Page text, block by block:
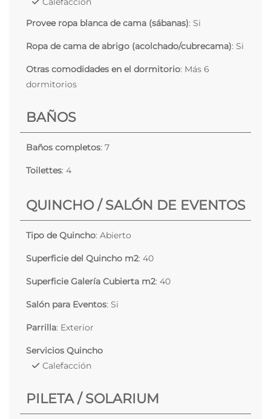
Provee ropa blanca de cama (sábanas): Si
Ropa de cama de abrigo (acolchado/cubrecama): Si
Otras comodidades en el dormitorio: Más 6
dormitorios
BAÑOS
Baños completos: 7
Toilettes: 4
QUINCHO / SALÓN DE EVENTOS
Tipo de Quincho: Abierto
Superficie del Quincho m2: 40
Superficie Galería Cubierta m2: 40
Salón para Eventos: Si
Parrilla: Exterior
Servicios Quincho
Calefacción
PILETA / SOLARIUM